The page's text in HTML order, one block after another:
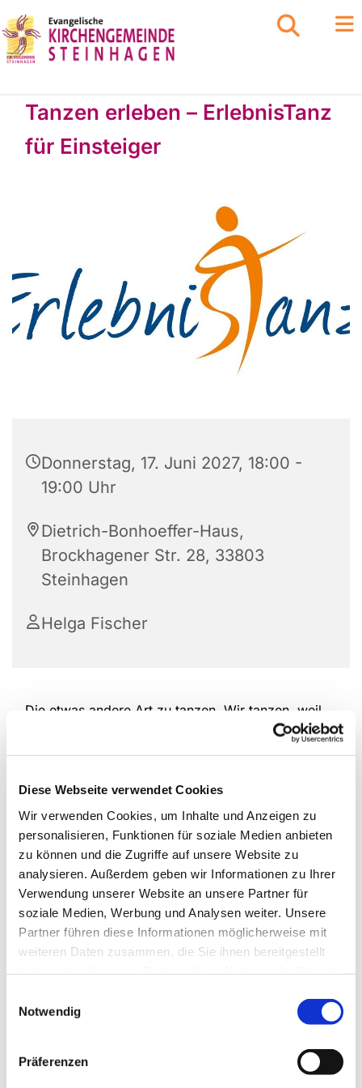
Diese Webseite verwendet Cookies
Wir verwenden Cookies, um Inhalte und Anzeigen zu
personalisieren, Funktionen für soziale Medien anbieten
zu können und die Zugriffe auf unsere Website zu
analysieren. Außerdem geben wir Informationen zu Ihrer
Verwendung unserer Website an unsere Partner für
soziale Medien, Werbung und Analysen weiter. Unsere
Partner führen diese Informationen möglicherweise mit
weiteren Daten zusammen, die Sie ihnen bereitgestellt
Notwendig
Präferenzen
Tanzen erleben – ErlebnisTanz
für Einsteiger
Donnerstag, 17. Juni 2027, 18:00 -
19:00 Uhr
Dietrich-Bonhoeffer-Haus,
Brockhagener Str. 28, 33803
Steinhagen
Helga Fischer
Die etwas andere Art zu tanzen. Wir tanzen, weil
es uns Freude macht, unserer Gesundheit gut tut
abwechslungsreiche Tänze, die uns fordern und
fördern.
Wenden Sie sich für die Donnerstagstermine bitte
an Frau Helga Fischer Tel.: 7731
ww.erlebnis-tanz.de